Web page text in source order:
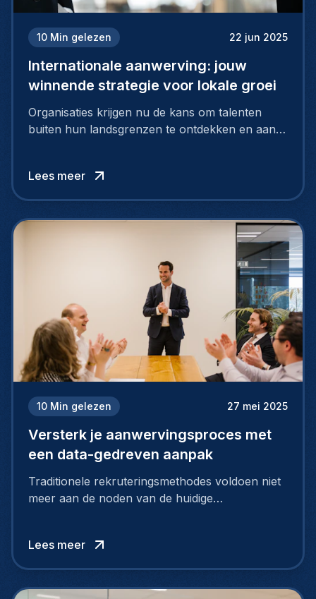
10 Min gelezen 22 jun 2025
Internationale aanwerving: jouw
winnende strategie voor lokale groei
Organisaties krijgen nu de kans om talenten
buiten hun landsgrenzen te ontdekken en aan
rekruteren.
Lees meer
10 Min gelezen 27 mei 2025
Versterk je aanwervingsproces met
een data-gedreven aanpak
Traditionele rekruteringsmethodes voldoen niet
meer aan de noden van de huidige
slimmer rekruteren.
Lees meer